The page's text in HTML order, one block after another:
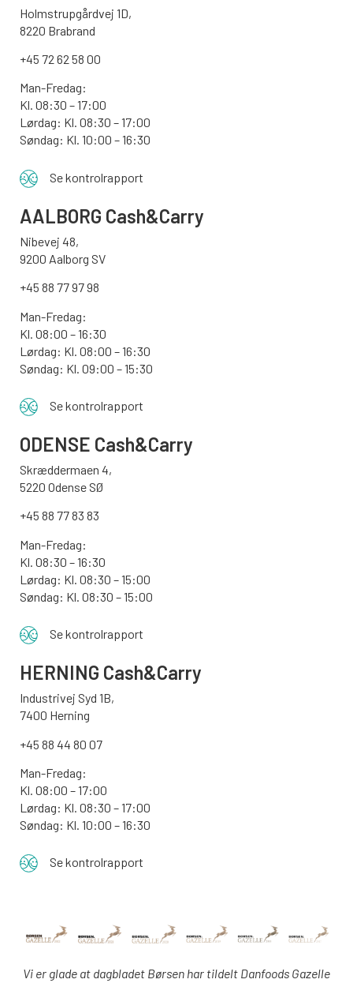
Holmstrupgårdvej 1D,
8220 Brabrand
+45 72 62 58 00
Man-Fredag:
Kl. 08:30 – 17:00
Lørdag: Kl. 08:30 – 17:00
Søndag: Kl. 10:00 – 16:30
Se kontrolrapport
AALBORG Cash&Carry
Nibevej 48,
9200 Aalborg SV
+45 88 77 97 98
Man-Fredag:
Kl. 08:00 – 16:30
Lørdag: Kl. 08:00 – 16:30
Søndag: Kl. 09:00 – 15:30
Se kontrolrapport
ODENSE Cash&Carry
Skræddermaen 4,
5220 Odense SØ
+45 88 77 83 83
Man-Fredag:
Kl. 08:30 – 16:30
Lørdag: Kl. 08:30 – 15:00
Søndag: Kl. 08:30 – 15:00
Se kontrolrapport
HERNING Cash&Carry
Industrivej Syd 1B,
7400 Herning
+45 88 44 80 07
Man-Fredag:
Kl. 08:00 – 17:00
Lørdag: Kl. 08:30 – 17:00
Søndag: Kl. 10:00 – 16:30
Se kontrolrapport
Vi er glade at dagbladet Børsen har tildelt Danfoods Gazelle